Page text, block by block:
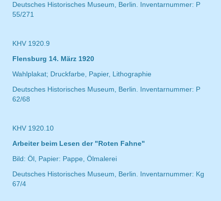
Deutsches Historisches Museum, Berlin. Inventarnummer: P
55/271
KHV 1920.9
Flensburg 14. März 1920
Wahlplakat; Druckfarbe, Papier, Lithographie
Deutsches Historisches Museum, Berlin. Inventarnummer: P
62/68
KHV 1920.10
Arbeiter beim Lesen der "Roten Fahne"
Bild: Öl, Papier: Pappe, Ölmalerei
Deutsches Historisches Museum, Berlin. Inventarnummer: Kg
67/4